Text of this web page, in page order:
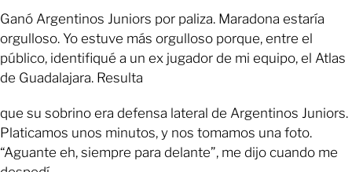
Ganó Argentinos Juniors por paliza. Maradona estaría
orgulloso. Yo estuve más orgulloso porque, entre el
público, identifiqué a un ex jugador de mi equipo, el Atlas
de Guadalajara. Resulta
que su sobrino era defensa lateral de Argentinos Juniors.
Platicamos unos minutos, y nos tomamos una foto.
“Aguante eh, siempre para delante”, me dijo cuando me